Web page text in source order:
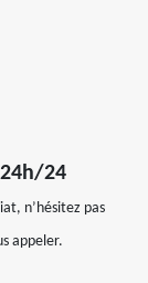
24h/24
n’hésitez pas
appeler.